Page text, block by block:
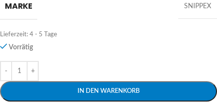
MARKE SNIPPEX
Lieferzeit: 4 - 5 Tage
Vorrätig
IN DEN WARENKORB
Alternative: